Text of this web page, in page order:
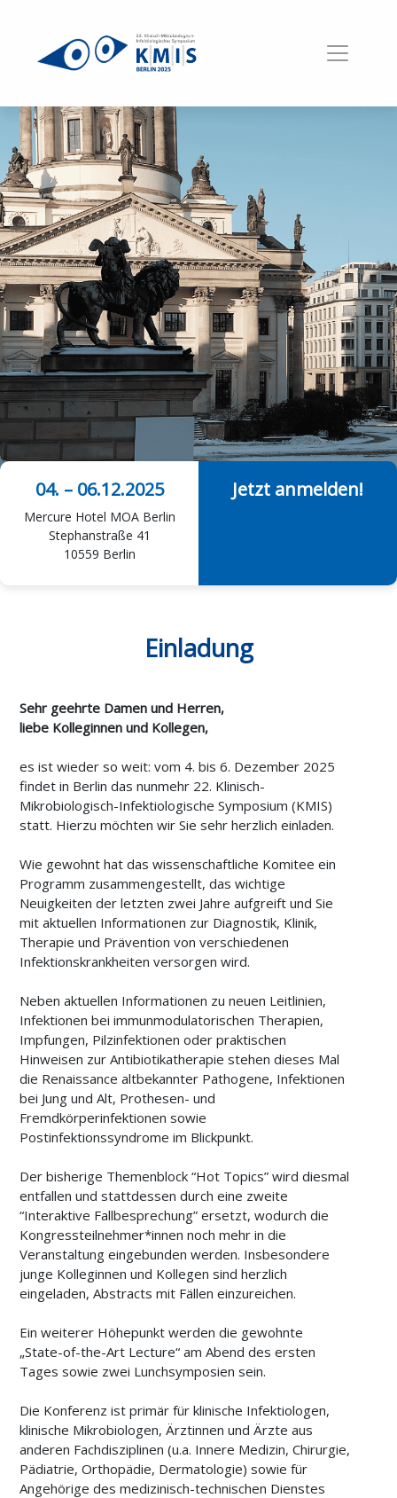
04. – 06.12.2025
Mercure Hotel MOA Berlin
Stephanstraße 41
10559 Berlin
Jetzt anmelden!
Einladung
Sehr geehrte Damen und Herren,
liebe Kolleginnen und Kollegen,
es ist wieder so weit: vom 4. bis 6. Dezember 2025
findet in Berlin das nunmehr 22. Klinisch-
Mikrobiologisch-Infektiologische Symposium (KMIS)
statt. Hierzu möchten wir Sie sehr herzlich einladen.
Wie gewohnt hat das wissenschaftliche Komitee ein
Programm zusammengestellt, das wichtige
Neuigkeiten der letzten zwei Jahre aufgreift und Sie
mit aktuellen Informationen zur Diagnostik, Klinik,
Therapie und Prävention von verschiedenen
Infektionskrankheiten versorgen wird.
Neben aktuellen Informationen zu neuen Leitlinien,
Infektionen bei immunmodulatorischen Therapien,
Impfungen, Pilzinfektionen oder praktischen
Hinweisen zur Antibiotikatherapie stehen dieses Mal
die Renaissance altbekannter Pathogene, Infektionen
bei Jung und Alt, Prothesen- und
Fremdkörperinfektionen sowie
Postinfektionssyndrome im Blickpunkt.
Der bisherige Themenblock “Hot Topics” wird diesmal
entfallen und stattdessen durch eine zweite
“Interaktive Fallbesprechung” ersetzt, wodurch die
Kongressteilnehmer*innen noch mehr in die
Veranstaltung eingebunden werden. Insbesondere
junge Kolleginnen und Kollegen sind herzlich
eingeladen, Abstracts mit Fällen einzureichen.
Ein weiterer Höhepunkt werden die gewohnte
„State-of-the-Art Lecture“ am Abend des ersten
Tages sowie zwei Lunchsymposien sein.
Die Konferenz ist primär für klinische Infektiologen,
klinische Mikrobiologen, Ärztinnen und Ärzte aus
anderen Fachdisziplinen (u.a. Innere Medizin, Chirurgie,
Pädiatrie, Orthopädie, Dermatologie) sowie für
Angehörige des medizinisch-technischen Dienstes